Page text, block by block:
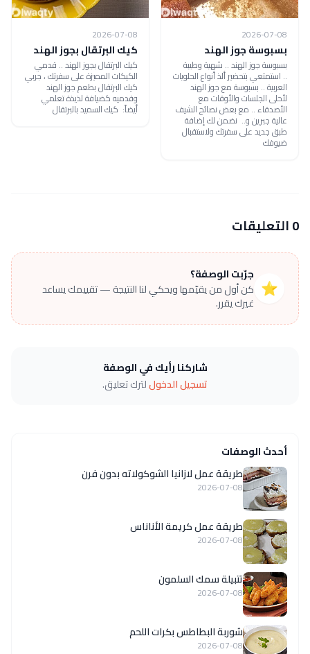
2026-07-08
بسبوسة جوز الهند
بسبوسة جوز الهند .. شهية وطيبة
.. استمتعي بتحضير ألذ أنواع الحلويات
العربية .. بسبوسة مع جوز الهند
لأحلى الجلسات والأوقات مع
الأصدقاء .. مع بعض نصائح الشيف
عالية جبرين و.. نضمن لك إضافة
طبق جديد على سفرتك ولاستقبال
ضيوفك
2026-07-08
كيك البرتقال بجوز الهند
كيك البرتقال بجوز الهند .. قدمي
الكيكات المميزة على سفرتك ، جربي
كيك البرتقال بطعم جوز الهند
وقدميه كضيافة لذيذة تعلمي
أيضاً: كيك السميد بالبرتقال
0 التعليقات
⭐
جرّبت الوصفة؟
كن أول من يقيّمها ويحكي لنا النتيجة — تقييمك يساعد
غيرك يقرر.
شاركنا رأيك في الوصفة
تسجيل الدخوللترك تعليق.
أحدث الوصفات
طريقة عمل لازانيا الشوكولاته بدون فرن
2026-07-08
طريقة عمل كريمة الأناناس
2026-07-08
تتبيلة سمك السلمون
2026-07-08
شوربة البطاطس بكرات اللحم
2026-07-08